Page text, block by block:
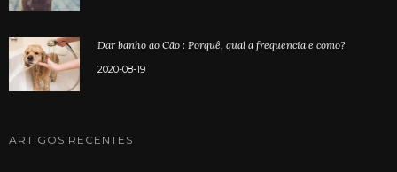
Dar banho ao Cão : Porquê, qual a frequencia e como?
2020-08-19
ARTIGOS RECENTES